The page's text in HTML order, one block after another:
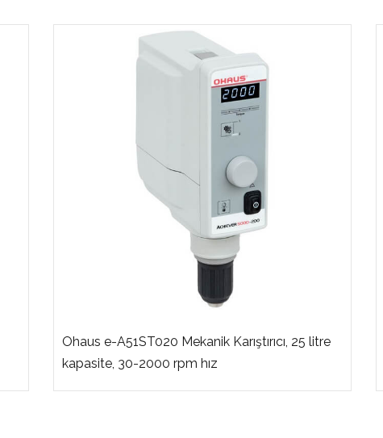
Ohaus e-A51ST020 Mekanik Karıştırıcı, 25 litre
kapasite, 30-2000 rpm hız